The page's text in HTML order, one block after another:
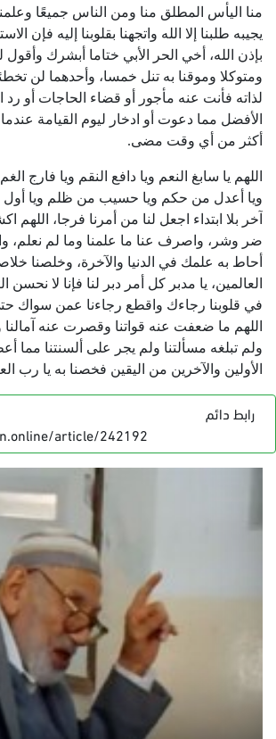
منا اليأس المطلق منا ومن الناس جميعًا
يجيبه طلبنا إلا الله واتجهنا بقلوبنا إليه فإن
بإذن الله، أخي الحر الأبي ختاما أبشرك وأقول
ومتوكلا وموقنا به تنل خمسا، وأحدهما لن
لذاته فأنت عنه مأجور أو قضاء الحاجات أو رد
الأفضل مما دعوت أو ادخار ليوم القيامة
أكثر من أي وقت مضى.
اللهم يا سابغ النعم ويا دافع النقم ويا فارج
ويا أعدل من حكم ويا حسيب من ظلم ويا أول
آخر بلا ابتداء اجعل لنا من أمرنا فرجا،
ضر وشر، واصرف عنا ما علمنا وما لم نعلم،
أحاط به علمك في الدنيا والآخرة، وخلصنا
العالمين، يا مدبر كل أمر دبر لنا فإنا لا نحسن
في قلوبنا رجاءك واقطع رجاءنا عمن سواك حتى
اللهم ما ضعفت عنه قواتنا وقصرت عنه آمالنا
ولم تبلغه مسألتنا ولم يجر على ألسنتنا مما
الأولين والآخرين من اليقين فخصنا به يا رب
رابط دائم
article/242192